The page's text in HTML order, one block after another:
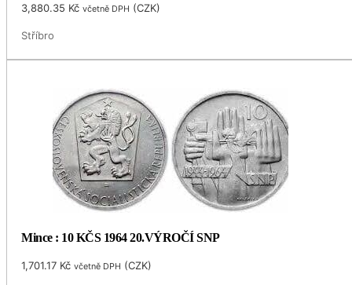
3,880.35 Kč včetně DPH (CZK)
Stříbro
Mince : 10 KČS 1964 20.VÝROČÍ SNP
1,701.17 Kč včetně DPH (CZK)